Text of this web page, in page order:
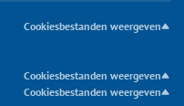
Cookiesbestanden weergeven
Cookiesbestanden weergeven
Cookiesbestanden weergeven